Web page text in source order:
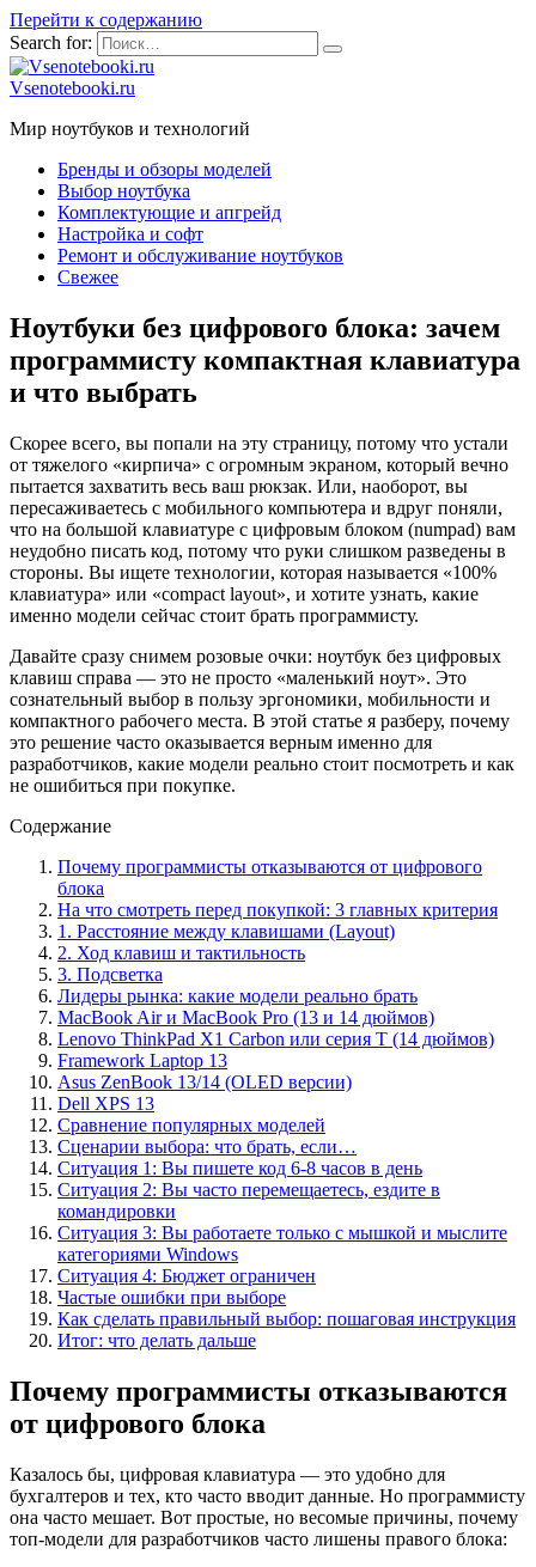
Перейти к содержанию
Search for:
Vsenotebooki.ru
Мир ноутбуков и технологий
Бренды и обзоры моделей
Выбор ноутбука
Комплектующие и апгрейд
Настройка и софт
Ремонт и обслуживание ноутбуков
Свежее
Ноутбуки без цифрового блока: зачем
программисту компактная клавиатура
и что выбрать
Скорее всего, вы попали на эту страницу, потому что устали
от тяжелого «кирпича» с огромным экраном, который вечно
пытается захватить весь ваш рюкзак. Или, наоборот, вы
пересаживаетесь с мобильного компьютера и вдруг поняли,
что на большой клавиатуре с цифровым блоком (numpad) вам
неудобно писать код, потому что руки слишком разведены в
стороны. Вы ищете технологии, которая называется «100%
клавиатура» или «compact layout», и хотите узнать, какие
именно модели сейчас стоит брать программисту.
Давайте сразу снимем розовые очки: ноутбук без цифровых
клавиш справа — это не просто «маленький ноут». Это
сознательный выбор в пользу эргономики, мобильности и
компактного рабочего места. В этой статье я разберу, почему
это решение часто оказывается верным именно для
разработчиков, какие модели реально стоит посмотреть и как
не ошибиться при покупке.
Содержание
Почему программисты отказываются от цифрового
блока
На что смотреть перед покупкой: 3 главных критерия
1. Расстояние между клавишами (Layout)
2. Ход клавиш и тактильность
3. Подсветка
Лидеры рынка: какие модели реально брать
MacBook Air и MacBook Pro (13 и 14 дюймов)
Lenovo ThinkPad X1 Carbon или серия T (14 дюймов)
Framework Laptop 13
Asus ZenBook 13/14 (OLED версии)
Dell XPS 13
Сравнение популярных моделей
Сценарии выбора: что брать, если…
Ситуация 1: Вы пишете код 6-8 часов в день
Ситуация 2: Вы часто перемещаетесь, ездите в
командировки
Ситуация 3: Вы работаете только с мышкой и мыслите
категориями Windows
Ситуация 4: Бюджет ограничен
Частые ошибки при выборе
Как сделать правильный выбор: пошаговая инструкция
Итог: что делать дальше
Почему программисты отказываются
от цифрового блока
Казалось бы, цифровая клавиатура — это удобно для
бухгалтеров и тех, кто часто вводит данные. Но программисту
она часто мешает. Вот простые, но весомые причины, почему
топ-модели для разработчиков часто лишены правого блока: